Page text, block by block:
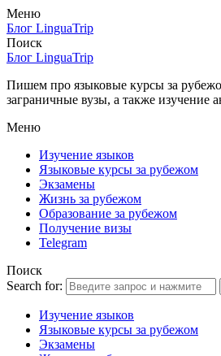
Меню
Блог LinguaTrip
Поиск
Блог LinguaTrip
Пишем про языковые курсы за
заграничные вузы, а также изучение
Меню
Изучение языков
Языковые курсы за рубежом
Экзамены
Жизнь за рубежом
Образование за рубежом
Получение визы
Telegram
Поиск
Search for:
Изучение языков
Языковые курсы за рубежом
Экзамены